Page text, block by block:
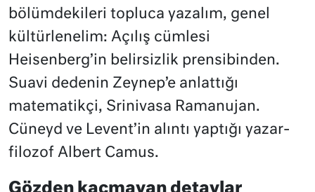
bölümdekileri topluca yazalım, genel
kültürlenelim: Açılış cümlesi
Heisenberg’in belirsizlik prensibinden.
Suavi dedenin Zeynep’e anlattığı
matematikçi, Srinivasa Ramanujan.
Cüneyd ve Levent’in alıntı yaptığı yazar-
filozof Albert Camus.